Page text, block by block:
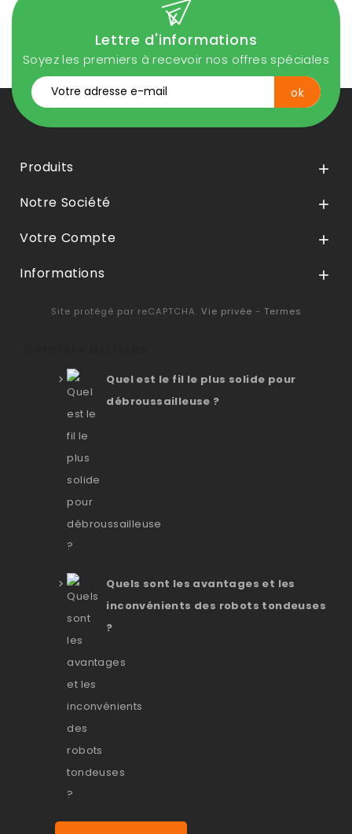
Lettre d'informations
Soyez les premiers à recevoir nos offres spéciales
Produits 
Notre Société 
Votre Compte 
Informations 
Site protégé par reCAPTCHA. Vie privée - Termes
Quel est le fil le plus solide pour
débroussailleuse ?
Quels sont les avantages et les
inconvénients des robots tondeuses
?